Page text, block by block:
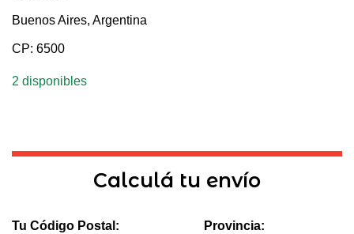
Buenos Aires, Argentina
CP: 6500
2 disponibles
Calculá tu envío
Tu Código Postal: Provincia: